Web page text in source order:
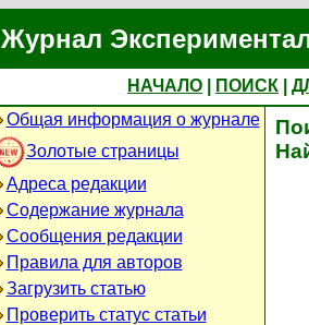
Журнал
НАЧАЛО ПОИСК
Общая информация о журнале
Золотые страницы
Адреса редакции
Содержание журнала
Сообщения редакции
Правила для авторов
Загрузить статью
Проверить статус статьи